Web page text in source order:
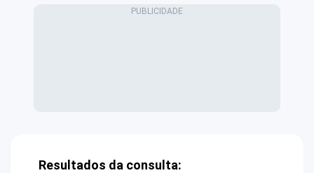
Resultados da consulta: